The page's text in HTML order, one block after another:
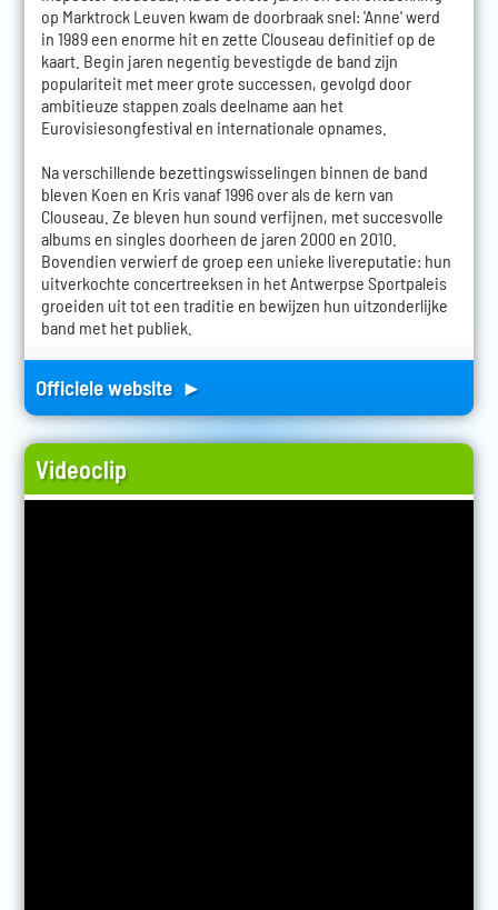
op Marktrock Leuven kwam de doorbraak snel: 'Anne' werd
in 1989 een enorme hit en zette Clouseau definitief op de
kaart. Begin jaren negentig bevestigde de band zijn
populariteit met meer grote successen, gevolgd door
ambitieuze stappen zoals deelname aan het
Eurovisiesongfestival en internationale opnames.
Na verschillende bezettingswisselingen binnen de band
bleven Koen en Kris vanaf 1996 over als de kern van
Clouseau. Ze bleven hun sound verfijnen, met succesvolle
albums en singles doorheen de jaren 2000 en 2010.
Bovendien verwierf de groep een unieke livereputatie: hun
uitverkochte concertreeksen in het Antwerpse Sportpaleis
groeiden uit tot een traditie en bewijzen hun uitzonderlijke
band met het publiek.
Officiele website ►
Videoclip